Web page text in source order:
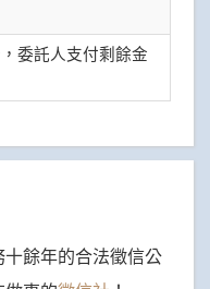
委託人支付剩餘金
餘年的合法徵信公